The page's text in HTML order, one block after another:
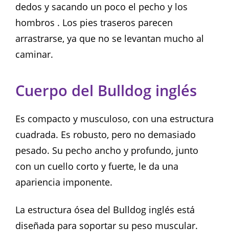
dedos y sacando un poco el pecho y los
hombros . Los pies traseros parecen
arrastrarse, ya que no se levantan mucho al
caminar.
Cuerpo del Bulldog inglés
Es compacto y musculoso, con una estructura
cuadrada. Es robusto, pero no demasiado
pesado. Su pecho ancho y profundo, junto
con un cuello corto y fuerte, le da una
apariencia imponente.
La estructura ósea del Bulldog inglés está
diseñada para soportar su peso muscular.